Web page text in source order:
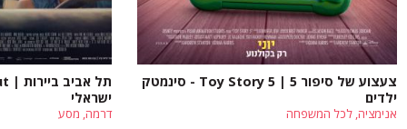
צעצוע של סיפור 5 | Toy Story 5 - סינמטק
ילדים
אנימציה, לכל המשפחה
ישראלי
דרמה, מסע